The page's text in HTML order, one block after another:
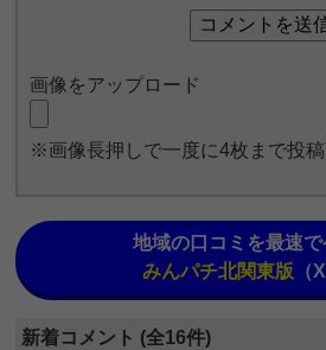
画像をアップロード
※画像長押しで一度に4枚まで投
地域の口コミを最速で
みんパチ北関東版 （
新着コメント (全16件)